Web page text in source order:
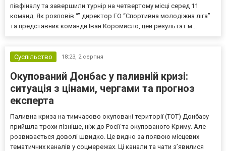
півфіналу та завершили турнір на четвертому місці серед 11
команд. Як розповів “” директор ГО “Спортивна молодіжна ліга”
та представник команди Іван Коромисло, цей результат м...
Суспільство 18:23, 2 серпня
Окупований Донбас у паливній кризі:
ситуація з цінами, чергами та прогноз
експерта
Паливна криза на тимчасово окуповані території (ТОТ) Донбасу
прийшла трохи пізніше, ніж до Росії та окупованого Криму. Але
розвивається доволі швидко. Це видно за появою місцевих
тематичних каналів у соцмережах. Ці канали та чати з’явилися